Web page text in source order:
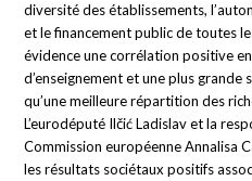
diversité des établissements,
et le financement public de toutes
évidence une corrélation positive
d’enseignement et une plus grande
qu’une meilleure répartition des
L’eurodéputé Ilčić Ladislav et la
Commission européenne Annalisa
les résultats sociétaux positifs